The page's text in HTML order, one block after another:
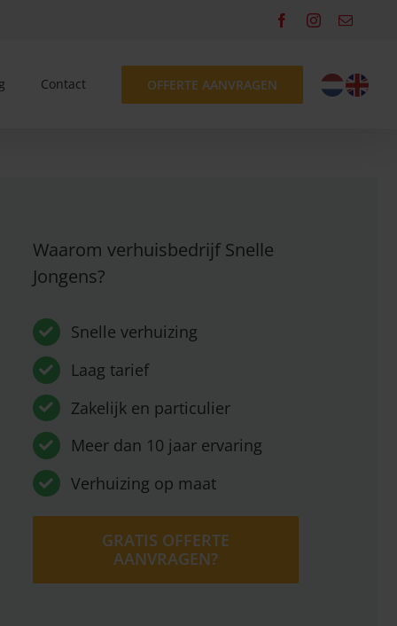
FacebookInstagram
Email
Contact OFFERTE AANVRAGEN
Waarom verhuisbedrijf Snelle
Jongens?
Snelle verhuizing
Laag tarief
Zakelijk en particulier
Meer dan 10 jaar ervaring
Verhuizing op maat
GRATIS OFFERTE
AANVRAGEN?